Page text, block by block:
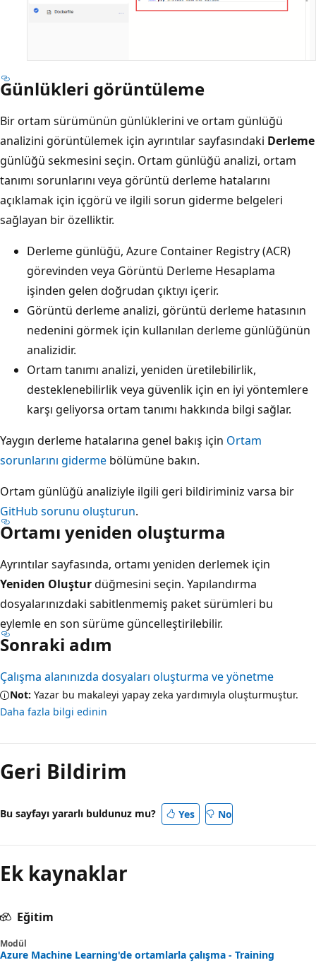
Günlükleri görüntüleme
Bir ortam sürümünün günlüklerini ve ortam günlüğü
analizini görüntülemek için ayrıntılar sayfasındaki Derleme
günlüğü sekmesini seçin. Ortam günlüğü analizi, ortam
tanımı sorunlarını veya görüntü derleme hatalarını
açıklamak için içgörü ve ilgili sorun giderme belgeleri
sağlayan bir özelliktir.
Derleme günlüğü, Azure Container Registry (ACR)
görevinden veya Görüntü Derleme Hesaplama
işinden gelen doğrudan çıktıyı içerir.
Görüntü derleme analizi, görüntü derleme hatasının
nedenini görmek için kullanılan derleme günlüğünün
analizidir.
Ortam tanımı analizi, yeniden üretilebilirlik,
desteklenebilirlik veya güvenlik için en iyi yöntemlere
karşı geliyorsa ortam tanımı hakkında bilgi sağlar.
Yaygın derleme hatalarına genel bakış için Ortam
sorunlarını giderme bölümüne bakın.
Ortam günlüğü analiziyle ilgili geri bildiriminiz varsa bir
GitHub sorunu oluşturun.
Ortamı yeniden oluşturma
Ayrıntılar sayfasında, ortamı yeniden derlemek için
Yeniden Oluşturdüğmesini seçin. Yapılandırma
dosyalarınızdaki sabitlenmemiş paket sürümleri bu
eylemle en son sürüme güncelleştirilebilir.
Sonraki adım
Çalışma alanınızda dosyaları oluşturma ve yönetme
Not: Yazar bu makaleyi yapay zeka yardımıyla oluşturmuştur.
Daha fazla bilgi edinin
Geri Bildirim
Bu sayfayı yararlı buldunuz mu? Yes No
Ek kaynaklar
Eğitim
Modül
Azure Machine Learning'de ortamlarla çalışma - Training